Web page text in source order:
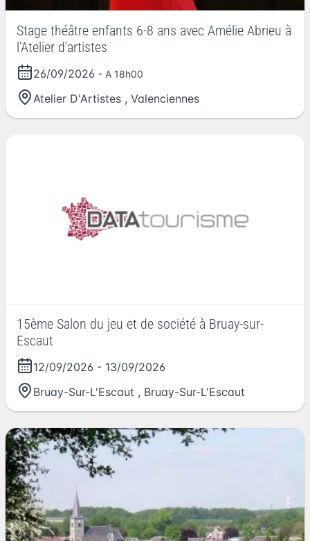
Stage théâtre enfants 6-8 ans avec Amélie Abrieu à
l'Atelier d'artistes
26/09/2026 - A 18h00
Atelier D'Artistes , Valenciennes
15ème Salon du jeu et de société à Bruay-sur-
Escaut
12/09/2026 - 13/09/2026
Bruay-Sur-L'Escaut , Bruay-Sur-L'Escaut